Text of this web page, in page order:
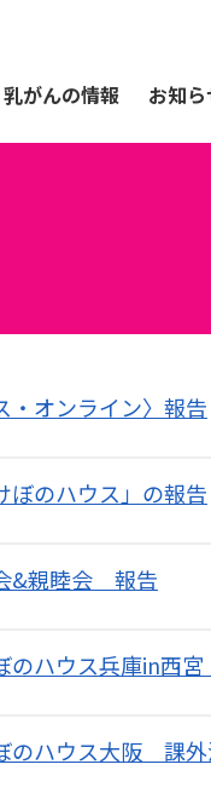
乳がんの情報 お知ら
・オンライン〉報告
ぼのハウス」の報告
&親睦会 報告
のハウス兵庫in西
のハウス大阪 課